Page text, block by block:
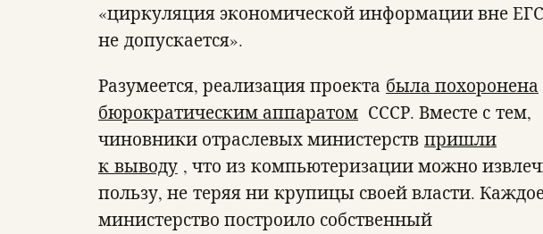
«циркуляция экономической информации вне
не допускается».
Разумеется, реализация проекта была похоронена
бюрократическим аппаратом СССР. Вместе с тем,
чиновники отраслевых министерств пришли
к выводу , что из компьютеризации можно
пользу, не теряя ни крупицы своей власти.
министерство построило собственный